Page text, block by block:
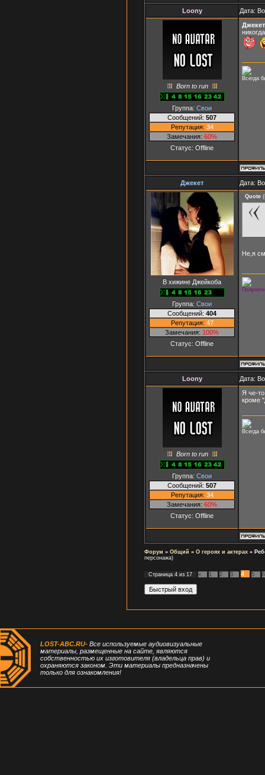
Loony Дата:
Born to run
Группа: Свои
Сообщений: 507
Репутация: 34
Замечания: 60%
Статус: Offline
Джекет
Всегда
Джекет Дата:
В хижине Джейкоба
Группа: Свои
Сообщений: 404
Репутация: 47
Замечания: 100%
Статус: Offline
Quote (
Не,я
Loony Дата:
Born to run
Группа: Свои
Сообщений: 507
Репутация: 34
Замечания: 60%
Статус: Offline
Я че-
кроме
Всегда
Форум » Общий » О героях и актерах »
персонажа)
Страница 4 из 17 « 1 2 3 4 5 6
LOST-ABC.RU- Все используемые аудиовизуальные
материалы, размещенные на сайте, являются
собственностью их изготовителя (владельца прав) и
охраняются законом. Эти материалы предназначены
только для ознакомления!